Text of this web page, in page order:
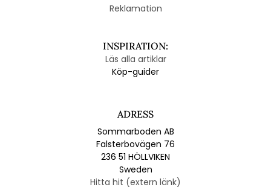
Reklamation
INSPIRATION:
Läs alla artiklar
Köp-guider
ADRESS
Sommarboden AB
Falsterbovägen 76
236 51 HÖLLVIKEN
Sweden
Hitta hit (extern länk)